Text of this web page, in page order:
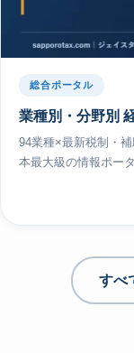
総合ポータル
業種別・分野別
94業種×最新税制・
本最大級の情報ポー
すべ